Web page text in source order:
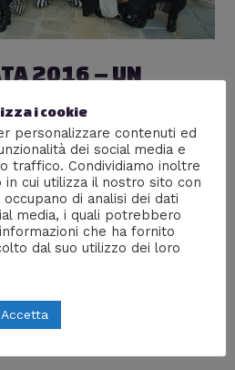
2016 – UN
DEL MARE!
/ DiAnninaScrittrice
un’intera scatola di
sola volta” diceva il buon
noi per contraddirlo?
Pirata 2016 che si è tenuta a
rum, con una bellissima
i cookie
personalizzare contenuti ed
dei social media e
traffico. Condividiamo inoltre
in cui utilizza il nostro sito con
di analisi dei dati
media, i quali potrebbero
che ha fornito
dal suo utilizzo dei loro
Accetta